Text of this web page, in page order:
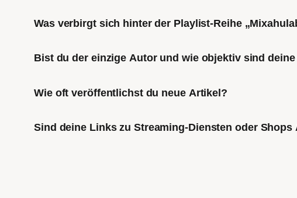
Was verbirgt sich hinter der Playlist-Reihe
Bist du der einzige Autor und wie objektiv sind
Wie oft veröffentlichst du neue Artikel?
Sind deine Links zu Streaming-Diensten oder